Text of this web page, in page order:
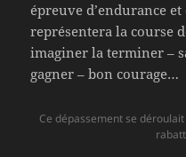
épreuve d’endurance
représentera la course
imaginer la terminer –
gagner – bon courage…
Ce dépassement se